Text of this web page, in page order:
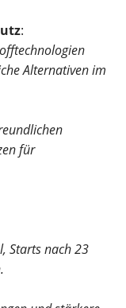
:
Alternativen im
für
Starts nach 23